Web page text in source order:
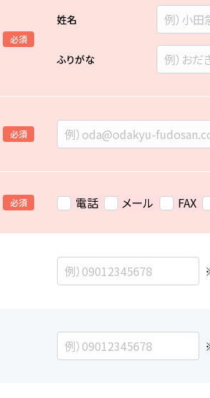
必須
姓名
ふりがな
必須
必須 電話 メール FAX